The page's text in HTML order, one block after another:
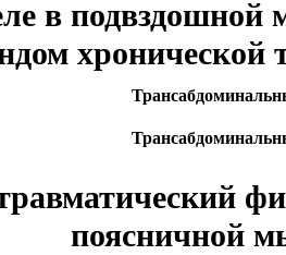
в подвздошной
хронической
поясничной